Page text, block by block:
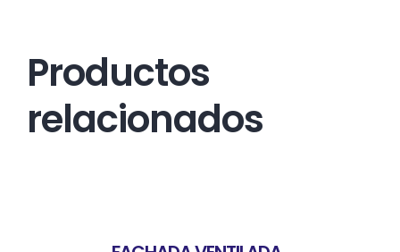
Productos
relacionados